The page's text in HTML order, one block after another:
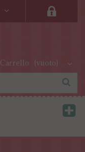
Carrello (vuoto)